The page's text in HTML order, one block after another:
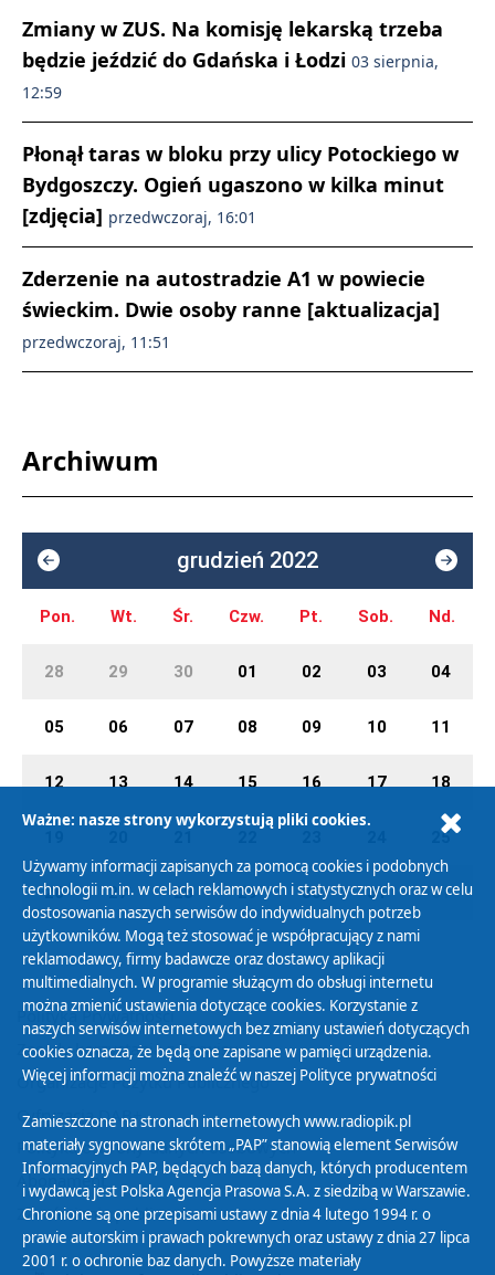
Zmiany w ZUS. Na komisję lekarską trzeba
będzie jeździć do Gdańska i Łodzi 03 sierpnia,
12:59
Płonął taras w bloku przy ulicy Potockiego w
Bydgoszczy. Ogień ugaszono w kilka minut
[zdjęcia] przedwczoraj, 16:01
Zderzenie na autostradzie A1 w powiecie
świeckim. Dwie osoby ranne [aktualizacja]
przedwczoraj, 11:51
Archiwum
grudzień 2022
Pon. Wt. Śr. Czw. Pt. Sob. Nd.
28 29 30 01 02 03 04
05 06 07 08 09 10 11
12 13 14 15 16 17 18
25
26 27 28 29 30 31 01
Polityka Prywatności
Zasady korzystania z Serwisu
Organizacje Pożytku Publicznego
Cyfryzacja DAB+
Polityka ochrony danych osobowych
Abonament
Zamówienia publiczne
Ważne: nasze strony wykorzystują pliki cookies.
Używamy informacji zapisanych za pomocą cookies i podobnych
technologii m.in. w celach reklamowych i statystycznych oraz w celu
dostosowania naszych serwisów do indywidualnych potrzeb
użytkowników. Mogą też stosować je współpracujący z nami
reklamodawcy, firmy badawcze oraz dostawcy aplikacji
multimedialnych. W programie służącym do obsługi internetu
można zmienić ustawienia dotyczące cookies. Korzystanie z
naszych serwisów internetowych bez zmiany ustawień dotyczących
cookies oznacza, że będą one zapisane w pamięci urządzenia.
Więcej informacji można znaleźć w naszej Polityce prywatności
Zamieszczone na stronach internetowych www.radiopik.pl
materiały sygnowane skrótem „PAP” stanowią element Serwisów
Informacyjnych PAP, będących bazą danych, których producentem
i wydawcą jest Polska Agencja Prasowa S.A. z siedzibą w Warszawie.
Chronione są one przepisami ustawy z dnia 4 lutego 1994 r. o
prawie autorskim i prawach pokrewnych oraz ustawy z dnia 27 lipca
2001 r. o ochronie baz danych. Powyższe materiały